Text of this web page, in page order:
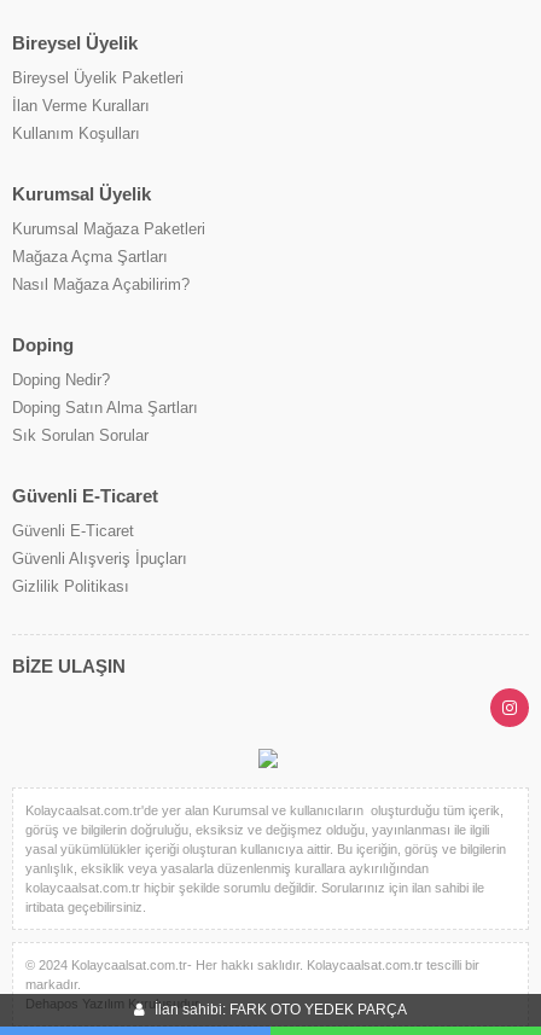
İlan sahibi: FARK OTO YEDEK PARÇA
Bireysel Üyelik
Bireysel Üyelik Paketleri
İlan Verme Kuralları
Kullanım Koşulları
Kurumsal Üyelik
Kurumsal Mağaza Paketleri
Mağaza Açma Şartları
Nasıl Mağaza Açabilirim?
Doping
Doping Nedir?
Doping Satın Alma Şartları
Sık Sorulan Sorular
Güvenli E-Ticaret
Güvenli E-Ticaret
Güvenli Alışveriş İpuçları
Gizlilik Politikası
BİZE ULAŞIN
Kolaycaalsat.com.tr'de yer alan Kurumsal ve kullanıcıların oluşturduğu tüm içerik,
görüş ve bilgilerin doğruluğu, eksiksiz ve değişmez olduğu, yayınlanması ile ilgili
yasal yükümlülükler içeriği oluşturan kullanıcıya aittir. Bu içeriğin, görüş ve bilgilerin
yanlışlık, eksiklik veya yasalarla düzenlenmiş kurallara aykırılığından
kolaycaalsat.com.tr hiçbir şekilde sorumlu değildir. Sorularınız için ilan sahibi ile
irtibata geçebilirsiniz.
© 2024 Kolaycaalsat.com.tr- Her hakkı saklıdır. Kolaycaalsat.com.tr tescilli bir
markadır.
Dehapos Yazılım Kuruluşudur.